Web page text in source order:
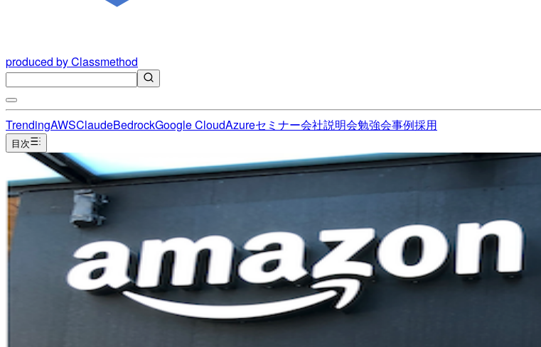
produced by Classmethod
TrendingAWSClaudeBedrockGoogle CloudAzureセミナー会社説明会勉強会事例採用
目次